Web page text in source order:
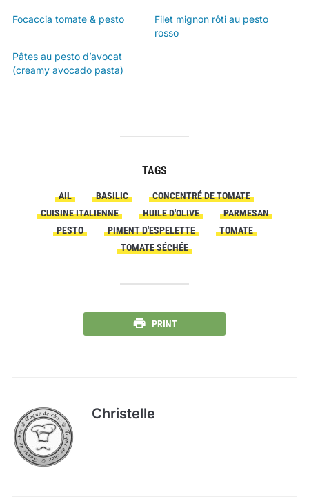
Focaccia tomate & pesto
Filet mignon rôti au pesto
rosso
Pâtes au pesto d’avocat
(creamy avocado pasta)
TAGS
AIL BASILIC
CONCENTRÉ DE TOMATE
CUISINE ITALIENNE
HUILE D'OLIVE
PARMESAN
PESTO
PIMENT D'ESPELETTE
TOMATE
TOMATE SÉCHÉE
PRINT
Christelle